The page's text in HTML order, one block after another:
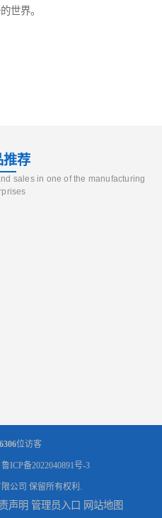
世界。
推荐
sales in one of the manufacturing
位访客
鲁ICP备2022040891号-3
公司 保留所有权利.
声明 管理员入口 网站地图